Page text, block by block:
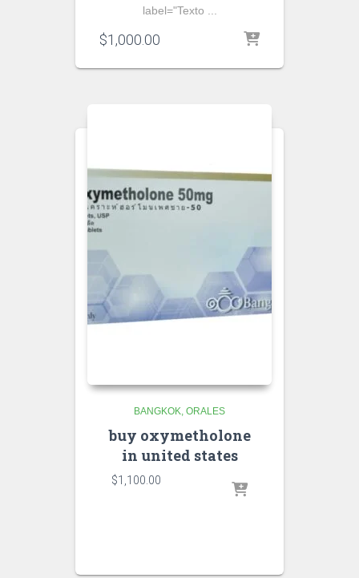
label="Texto ...
$1,000.00
BANGKOK ORALES
buy oxymetholone
in united states
$1,100.00